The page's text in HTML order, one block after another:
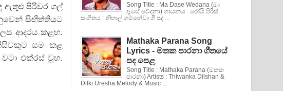
ඇතුළු පිරිවර ගල්
සිඟිත්තියට
ආදරය කළහ.
සම කළ
එක්රස් වූහ.
Song Title : Ma Dase Wedana (මා
දෑසේ වේදනා) ගායනය : රෝයි පිරිස්
සංගිතය : නිහාල් ගම්හේවා ගී පද ...
Mathaka Parana Song
Lyrics - මතක පාරනා ගීතයේ
පද පෙළ
Song Title : Mathaka Parana (මතක
පාරනා) Artists : Thiwanka Dilshan &
Dilki Uresha Melody & Music ...